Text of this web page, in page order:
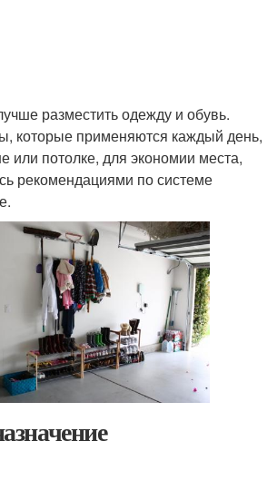
разместить одежду и обувь.
которые применяются каждый день,
или потолке, для экономии места,
рекомендациями по системе